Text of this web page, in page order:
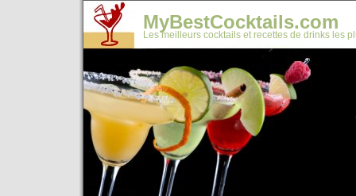
MyBestCocktails.com
Les meilleurs cocktails et recettes de drinks les